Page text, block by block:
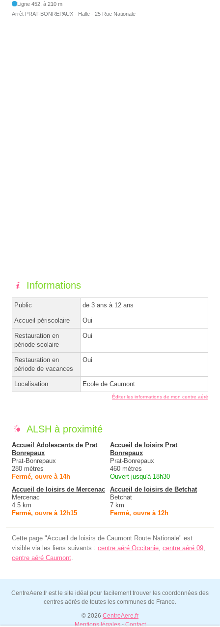
Ligne 452, à 210 m
Arrêt PRAT-BONREPAUX - Halle - 25 Rue Nationale
Informations
Public de 3 ans à 12 ans
Accueil périscolaire Oui
Restauration en
période scolaire
Oui
Restauration en
période de vacances
Oui
Localisation Ecole de Caumont
Éditer les informations de mon centre aéré
ALSH à proximité
Accueil Adolescents de Prat
Bonrepaux
Prat-Bonrepaux
280 mètres
Fermé, ouvre à 14h
Accueil de loisirs Prat
Bonrepaux
Prat-Bonrepaux
460 mètres
Ouvert jusqu'à 18h30
Accueil de loisirs de Mercenac
Mercenac
4.5 km
Fermé, ouvre à 12h15
Accueil de loisirs de Betchat
Betchat
7 km
Fermé, ouvre à 12h
Cette page "Accueil de loisirs de Caumont Route Nationale" est
visible via les liens suivants : centre aéré Occitanie centre aéré 09
centre aéré Caumont
CentreAere.fr est le site idéal pour facilement trouver les coordonnées des
centres aérés de toutes les communes de France.
© 2026 CentreAere.fr
Mentions légales-Contact